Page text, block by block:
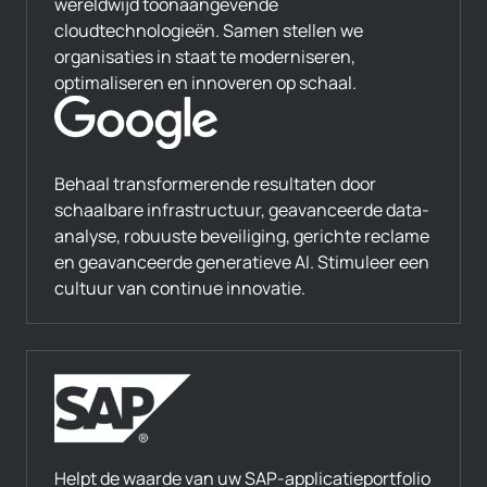
cloudtechnologieën. Samen stellen we
organisaties in staat te moderniseren,
optimaliseren en innoveren op schaal.
Behaal transformerende resultaten door
schaalbare infrastructuur, geavanceerde data-
analyse, robuuste beveiliging, gerichte reclame
en geavanceerde generatieve AI. Stimuleer een
cultuur van continue innovatie.
Helpt de waarde van uw SAP-applicatieportfolio